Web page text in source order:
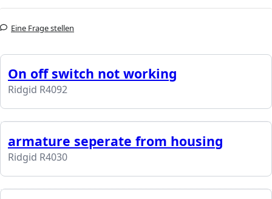
Eine Frage stellen
On off switch not working
Ridgid R4092
armature seperate from housing
Ridgid R4030